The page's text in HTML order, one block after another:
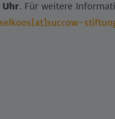
Uhr. Für weitere